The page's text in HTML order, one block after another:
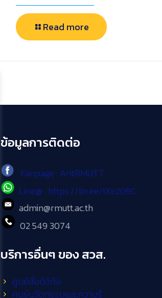
Read more
ข้อมูลการติดต่อ
Fanpage : AritRMUTT
Line@ : https://lin.ee/tXe209C
admin@rmutt.ac.th
02 549 3074
บริการอื่นๆ ของ สวส.
ศูนย์สื่อดิจิทัล
ศูนย์นวัตกรรมและความรู้